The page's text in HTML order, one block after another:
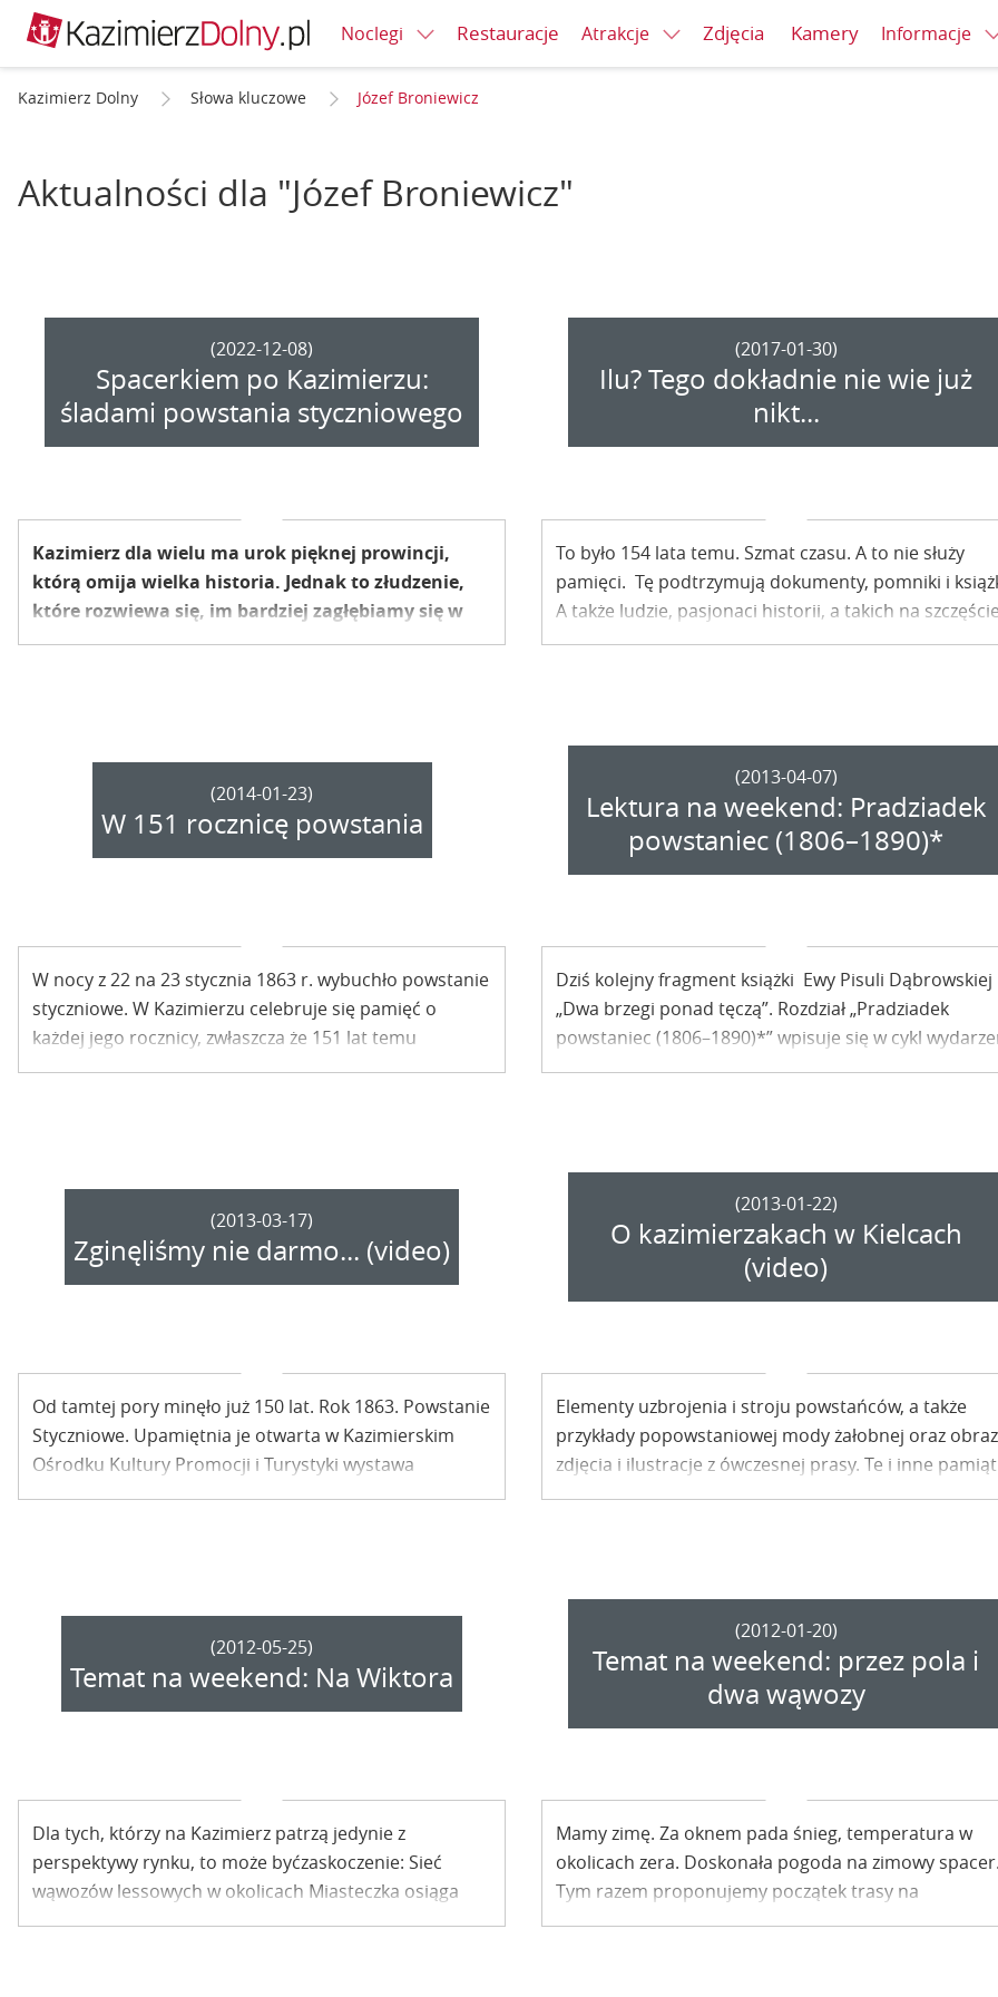
Noclegi Restauracje Atrakcje Zdjęcia Kamery Informacje
Kazimierz Dolny Słowa kluczowe Józef Broniewicz
Aktualności dla "Józef Broniewicz"
(2022-12-08)
Spacerkiem po Kazimierzu:
śladami powstania styczniowego
Kazimierz dla wielu ma urok pięknej prowincji,
którą omija wielka historia. Jednak to złudzenie,
które rozwiewa się, im bardziej zagłębiamy się w
przeszłość. Przykładem może być chociażby
(2017-01-30)
Ilu? Tego dokładnie nie wie już
nikt...
To było 154 lata temu. Szmat czasu. A to nie służy
pamięci. Tę podtrzymują dokumenty, pomniki i
A także ludzie, pasjonaci historii, a takich na
w Kazimierzu nie brakuje.
(2014-01-23)
W 151 rocznicę powstania
W nocy z 22 na 23 stycznia 1863 r. wybuchło powstanie
styczniowe. W Kazimierzu celebruje się pamięć o
każdej jego rocznicy, zwłaszcza że 151 lat temu
Miasteczko także było w ogniu wydarzeń.
(2013-04-07)
Lektura na weekend: Pradziadek
powstaniec (1806–1890)*
Dziś kolejny fragment książki Ewy Pisuli Dąbrowskiej
„Dwa brzegi ponad tęczą”. Rozdział „Pradziadek
powstaniec (1806–1890)*” wpisuje się w cykl
celebrujących obchodzoną właśnie 150 rocznicę
(2013-03-17)
Zginęliśmy nie darmo... (video)
Od tamtej pory minęło już 150 lat. Rok 1863. Powstanie
Styczniowe. Upamiętnia je otwarta w Kazimierskim
Ośrodku Kultury Promocji i Turystyki wystawa
„Bohaterom 1863 r. w hołdzie. W 150. rocznicę
(2013-01-22)
O kazimierzakach w Kielcach
(video)
Elementy uzbrojenia i stroju powstańców, a także
przykłady popowstaniowej mody żałobnej oraz
zdjęcia i ilustracje z ówczesnej prasy. Te i inne
z czasów Powstania Styczniowego – w tym także
(2012-05-25)
Temat na weekend: Na Wiktora
Dla tych, którzy na Kazimierz patrzą jedynie z
perspektywy rynku, to może byćzaskoczenie: Sieć
wąwozów lessowych w okolicach Miasteczka osiąga
rekordową w skali europejskiej gęstość 11km/km2.
(2012-01-20)
Temat na weekend: przez pola i
dwa wąwozy
Mamy zimę. Za oknem pada śnieg, temperatura w
okolicach zera. Doskonała pogoda na zimowy
Tym razem proponujemy początek trasy na
przedmieściach Kazimierza od strony Bochotnicy.